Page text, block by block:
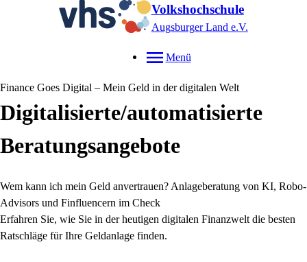
Volkshochschule
Augsburger Land e.V.
Menü
Finance Goes Digital – Mein Geld in der digitalen Welt
Digitalisierte/automatisierte
Beratungsangebote
Wem kann ich mein Geld anvertrauen? Anlageberatung von KI, Robo-
Advisors und Finfluencern im Check
Erfahren Sie, wie Sie in der heutigen digitalen Finanzwelt die besten
Ratschläge für Ihre Geldanlage finden.